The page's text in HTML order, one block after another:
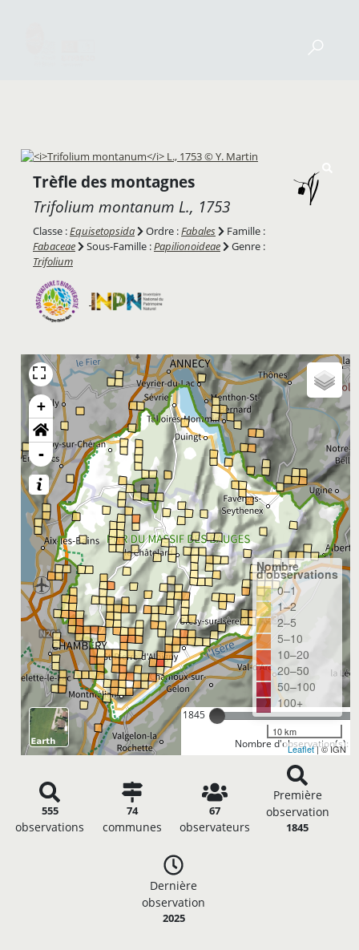
Trèfle des montagnes
Trifolium montanum L., 1753
Classe :Equisetopsida Ordre :Fabales
Famille :
Fabaceae
Sous-Famille :Papilionoideae
Genre :
Trifolium
+
-
1845
Nombre d'observation(s):
Nombre
d'observations
0–1
1–2
2–5
5–10
10–20
20–50
50–100
100+
10 km
Leaflet| © IGN
555
observations
74
communes
67
observateurs
Première
observation
1845
Dernière
observation
2025